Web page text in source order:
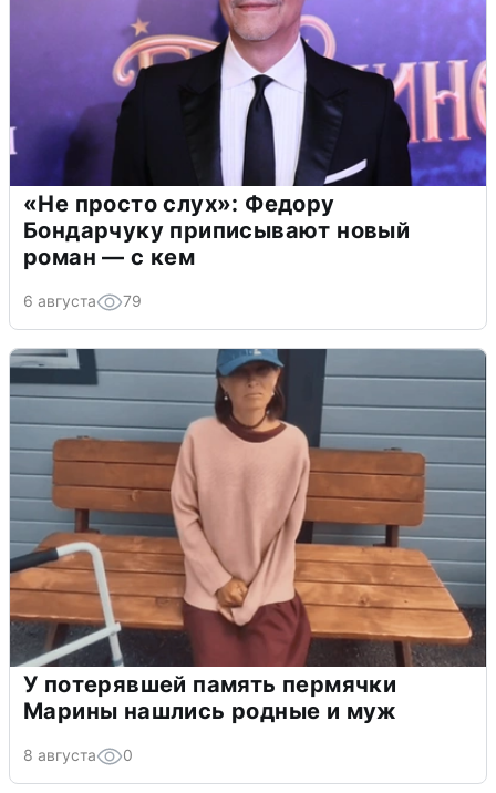
«Не просто слух»: Федору
Бондарчуку приписывают новый
роман — с кем
6 августа 79
У потерявшей память пермячки
Марины нашлись родные и муж
8 августа 0